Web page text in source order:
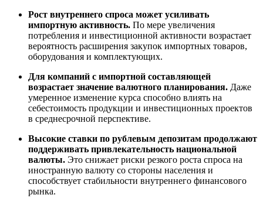
Рост внутреннего спроса может усиливать
импортную активность. По мере увеличения
потребления и инвестиционной активности возрастает
вероятность расширения закупок импортных товаров,
оборудования и комплектующих.
Для компаний с импортной составляющей
возрастает значение валютного планирования. Даже
умеренное изменение курса способно влиять на
себестоимость продукции и инвестиционных проектов
в среднесрочной перспективе.
Высокие ставки по рублевым депозитам продолжают
поддерживать привлекательность национальной
валюты. Это снижает риски резкого роста спроса на
иностранную валюту со стороны населения и
способствует стабильности внутреннего финансового
рынка.